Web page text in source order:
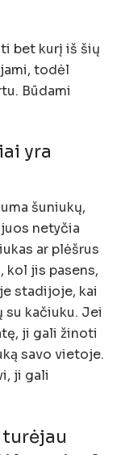
bet kurį iš šių
todėl
Būdami
yra
šuniukų,
netyčia
ar plėšrus
kol jis pasens,
stadijoje, kai
kačiuku. Jei
ji gali žinoti
savo vietoje.
ji gali